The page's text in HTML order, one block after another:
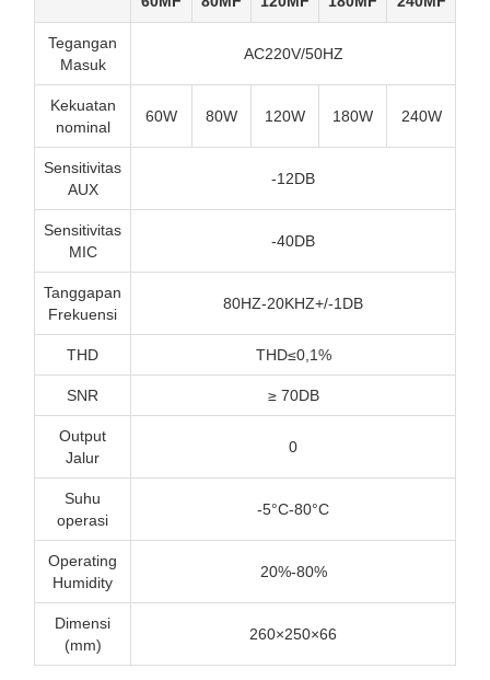
Tegangan
Masuk
AC220V/50HZ
Kekuatan
nominal
60W 80W 120W 180W 240W
Sensitivitas
AUX
-12DB
Sensitivitas
MIC
-40DB
Tanggapan
Frekuensi
80HZ-20KHZ+/-1DB
THD THD≤0,1%
SNR ≥ 70DB
Output
Jalur
0
Suhu
operasi
-5°C-80°C
Operating
Humidity
20%-80%
Dimensi
(mm)
260×250×66